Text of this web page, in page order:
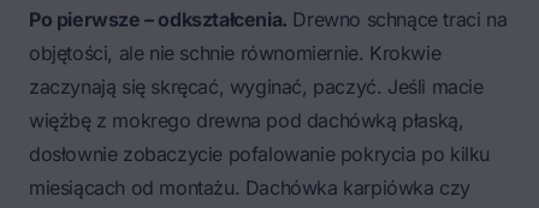
Po pierwsze – odkształcenia. Drewno schnące traci na
objętości, ale nie schnie równomiernie. Krokwie
zaczynają się skręcać, wyginać, paczyć. Jeśli macie
więźbę z mokrego drewna pod dachówką płaską,
dosłownie zobaczycie pofalowanie pokrycia po kilku
miesiącach od montażu. Dachówka karpiówka czy